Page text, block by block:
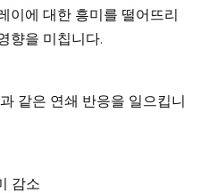
이에 대한 흥미를 떨어뜨리
향을 미칩니다.
같은 연쇄 반응을 일으킵니
감소